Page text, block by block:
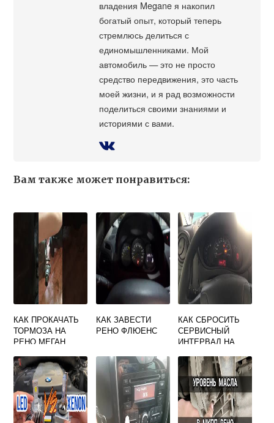
владения Megane я накопил
богатый опыт, который теперь
стремлюсь делиться с
единомышленниками. Мой
автомобиль — это не просто
средство передвижения, это часть
моей жизни, и я рад возможности
поделиться своими знаниями и
историями с вами.
Вам также может понравиться:
КАК ПРОКАЧАТЬ
ТОРМОЗА НА
РЕНО МЕГАН
КАК ЗАВЕСТИ
РЕНО ФЛЮЕНС
КАК СБРОСИТЬ
СЕРВИСНЫЙ
ИНТЕРВАЛ НА